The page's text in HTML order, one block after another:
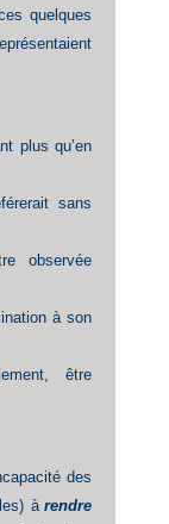
quelques
plus qu’en
sans
observée
à son
être
des
à rendre